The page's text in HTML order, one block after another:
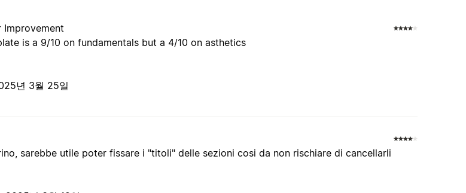
Improvement
is a 9/10 on fundamentals but a 4/10 on asthetics
년 3월 25일
sarebbe utile poter fissare i "titoli" delle sezioni cosi da non rischiare di cancellarli